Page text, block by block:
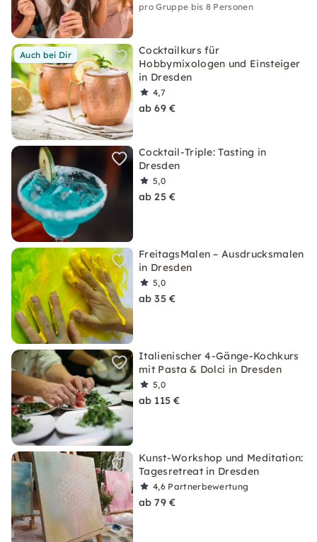
pro Gruppe bis 8 Personen
Auch bei Dir
Cocktailkurs für
Hobbymixologen und Einsteiger
in Dresden
4,7
ab 69 €
Cocktail-Triple: Tasting in
Dresden
5,0
ab 25 €
FreitagsMalen – Ausdrucksmalen
in Dresden
5,0
ab 35 €
Italienischer 4-Gänge-Kochkurs
mit Pasta & Dolci in Dresden
5,0
ab 115 €
Kunst-Workshop und Meditation:
Tagesretreat in Dresden
4,6 Partnerbewertung
ab 79 €